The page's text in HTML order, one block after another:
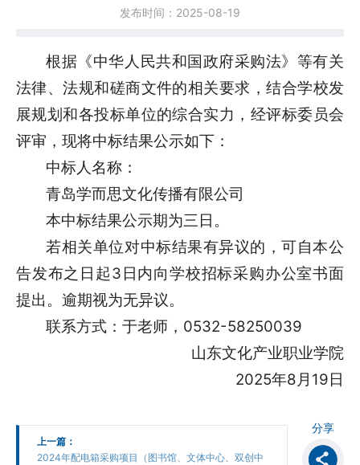
发布时间：2025-08-19
根据《中华人民共和国政府采购法》等有关
法律、法规和磋商文件的相关要求，结合学校发
展规划和各投标单位的综合实力，经评标委员会
评审，现将中标结果公示如下：
中标人名称：
青岛学而思文化传播有限公司
本中标结果公示期为三日。
若相关单位对中标结果有异议的，可自本公
告发布之日起3日内向学校招标采购办公室书面
提出。逾期视为无异议。
联系方式：于老师，0532-58250039
山东文化产业职业学院
2025年8月19日
上一篇：
2024年配电箱采购项目​（图书馆、文体中心、双创中
分享